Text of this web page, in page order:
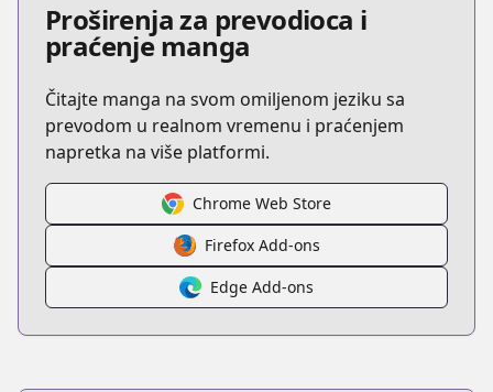
Proširenja za prevodioca i
praćenje manga
Čitajte manga na svom omiljenom jeziku sa
prevodom u realnom vremenu i praćenjem
napretka na više platformi.
Chrome Web Store
Firefox Add-ons
Edge Add-ons